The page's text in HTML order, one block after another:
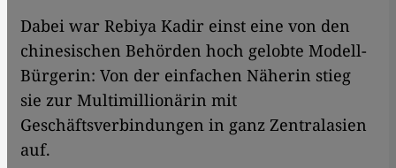
Dabei war Rebiya Kadir einst eine von den
chinesischen Behörden hoch gelobte Modell-
Bürgerin: Von der einfachen Näherin stieg
sie zur Multimillionärin mit
Geschäftsverbindungen in ganz Zentralasien
auf.